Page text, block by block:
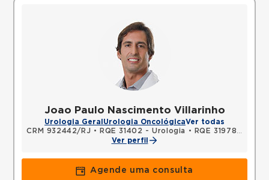
Joao Paulo Nascimento Villarinho
Urologia Geral Urologia OncológicaVer todas
CRM 932442/RJ • RQE 31402 - Urologia •
RQE 31978 - Cirurgia geral
Ver perfil
Agende uma consulta